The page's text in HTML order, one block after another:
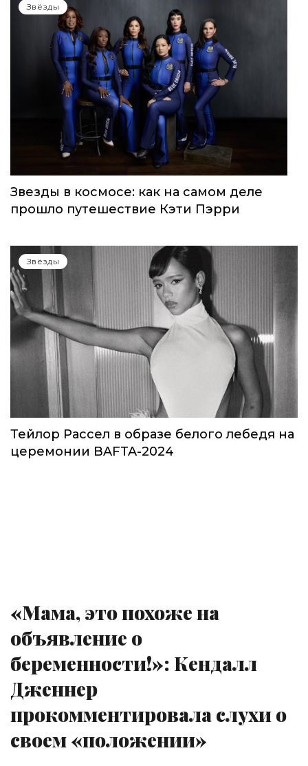
Звёзды
Звезды в космосе: как на самом деле
прошло путешествие Кэти Пэрри
Звёзды
Тейлор Рассел в образе белого лебедя на
церемонии BAFTA-2024
«Мама, это похоже на
объявление о
беременности!»: Кендалл
Дженнер
прокомментировала слухи о
своем «положении»